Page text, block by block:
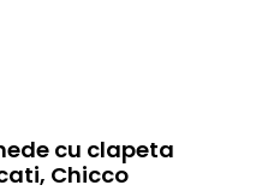
cu clapeta
Chicco